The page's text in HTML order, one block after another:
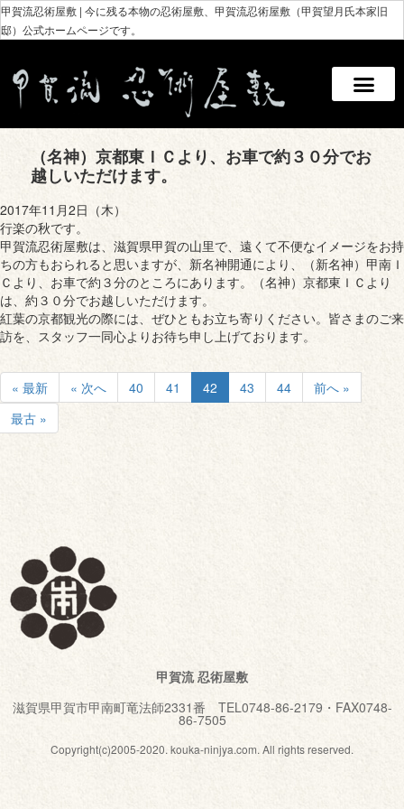
甲賀流忍術屋敷 | 今に残る本物の忍術屋敷、甲賀流忍術屋敷（甲賀望月氏本家旧
邸）公式ホームページです。
（名神）京都東ＩＣより、お車で約３０分でお
越しいただけます。
2017年11月2日（木）
行楽の秋です。
甲賀流忍術屋敷は、滋賀県甲賀の山里で、遠くて不便なイメージをお持
ちの方もおられると思いますが、新名神開通により、（新名神）甲南Ｉ
Ｃより、お車で約３分のところにあります。（名神）京都東ＩＣより
は、約３０分でお越しいただけます。
紅葉の京都観光の際には、ぜひともお立ち寄りください。皆さまのご来
訪を、スタッフ一同心よりお待ち申し上げております。
« 最新 « 次へ 40 41 42 43 44
前へ »
最古 »
甲賀流 忍術屋敷
滋賀県甲賀市甲南町竜法師2331番 TEL0748-86-2179・FAX0748-
86-7505
Copyright(c)2005-2020. kouka-ninjya.com. All rights reserved.